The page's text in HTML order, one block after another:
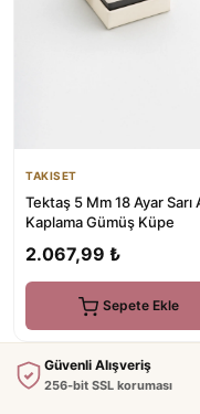
TAKISET
Tektaş 5 Mm 18 Ayar Sarı
Kaplama Gümüş Küpe
2.067,99 ₺
Sepete Ekle
Güvenli Alışveriş
256-bit SSL koruması